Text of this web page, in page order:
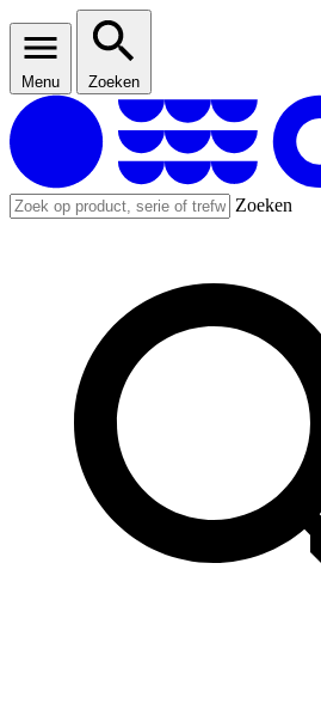
Menu Zoeken
Zoeken